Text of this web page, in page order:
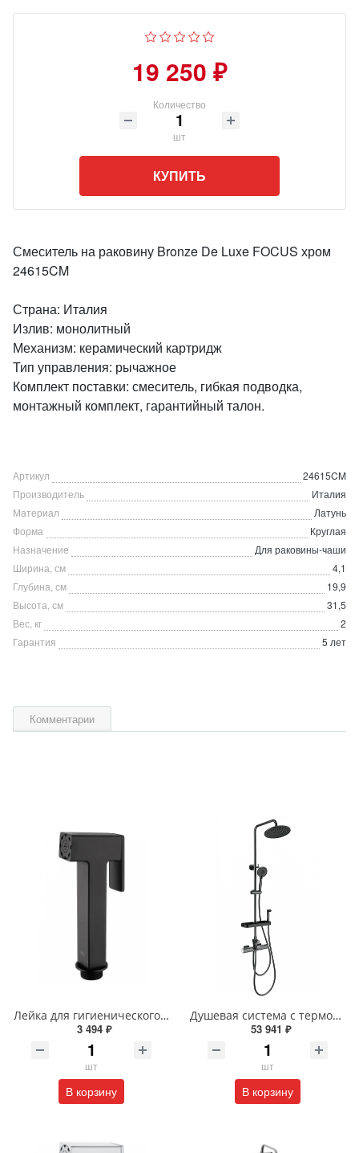
19 250 ₽
Количество
шт
КУПИТЬ
Смеситель на раковину Bronze De Luxe FOCUS хром
24615CM
Страна: Италия
Излив: монолитный
Механизм: керамический картридж
Тип управления: рычажное
Комплект поставки: смеситель, гибкая подводка,
монтажный комплект, гарантийный талон.
Артикул
24615CM
Производитель
Италия
Материал
Латунь
Форма
Круглая
Назначение
Для раковины-чаши
Ширина, см
4,1
Глубина, см
19,9
Высота, см
31,5
Вес, кг
2
Гарантия
5 лет
Комментарии
Лейка для гигиенического душа Wonzon & Woghand WW-88PQ02-MB черная матовая
3 494 ₽
шт
В корзину
Душевая система с термостатом Wonzon & Woghand WW-C3017-A1-BGG темный графит
53 941 ₽
шт
В корзину